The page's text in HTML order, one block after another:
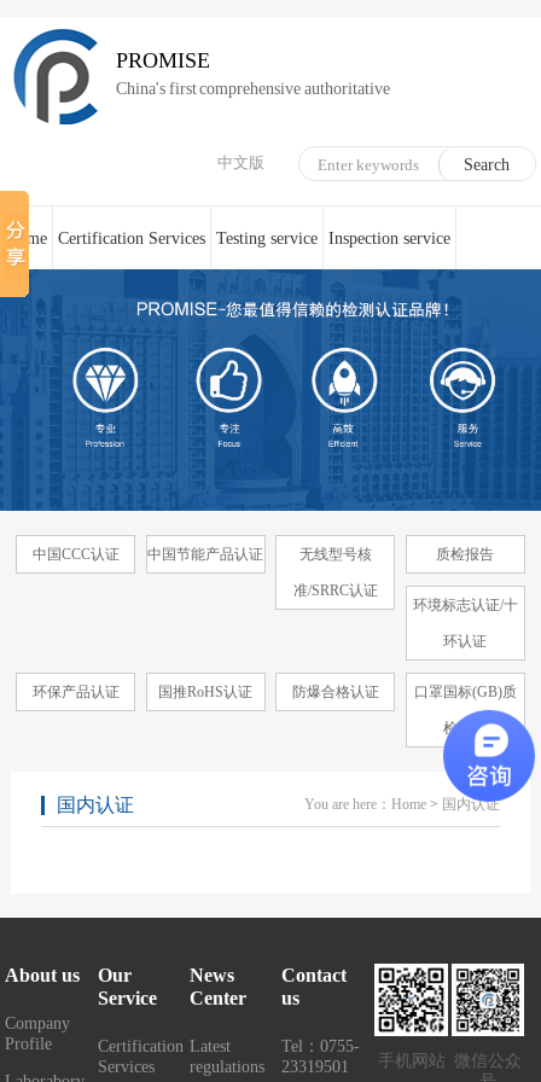
PROMISE
China's first comprehensive authoritative
中文版
Home Certification Services Testing service Inspection service
System Certification Medical device technical counseling Online service
About us
中国CCC认证 中国节能产品认证 无线型号核
准/SRRC认证
质检报告
环境标志认证/十
环认证
环保产品认证 国推RoHS认证 防爆合格认证 口罩国标(GB)质
检报告
国内认证 You are here：Home > 国内认证
About us
Company
Profile
Our
Service
Certification
Services
News
Center
Latest
regulations
Contact
us
Tel：0755-
23319501
手机网站 微信公众